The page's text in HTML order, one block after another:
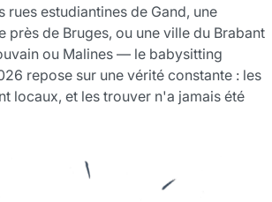
rues estudiantines de Gand, une
près de Bruges, ou une ville du Brabant
ou Malines — le babysitting
repose sur une vérité constante : les
locaux, et les trouver n'a jamais été